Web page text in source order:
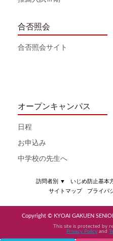
合否照会
合否照会サイト
オープンキャンパス
日程
お申込み
中学校の先生へ
訪問者別 ▼ いじめ防止基本
サイトマップ
プライバ
Copyright © KYOAI GAKUEN
This site is protected by
Privacy Policy and